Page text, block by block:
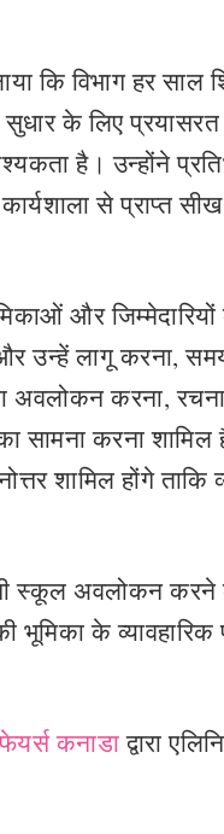
कि विभाग हर
के लिए प्रयासरत
है। उन्होंने
से प्राप्त
और
उन्हें लागू करना,
अवलोकन करना,
सामना करना
शामिल होंगे
स्कूल अवलोकन करने
के
कनाडाद्वारा